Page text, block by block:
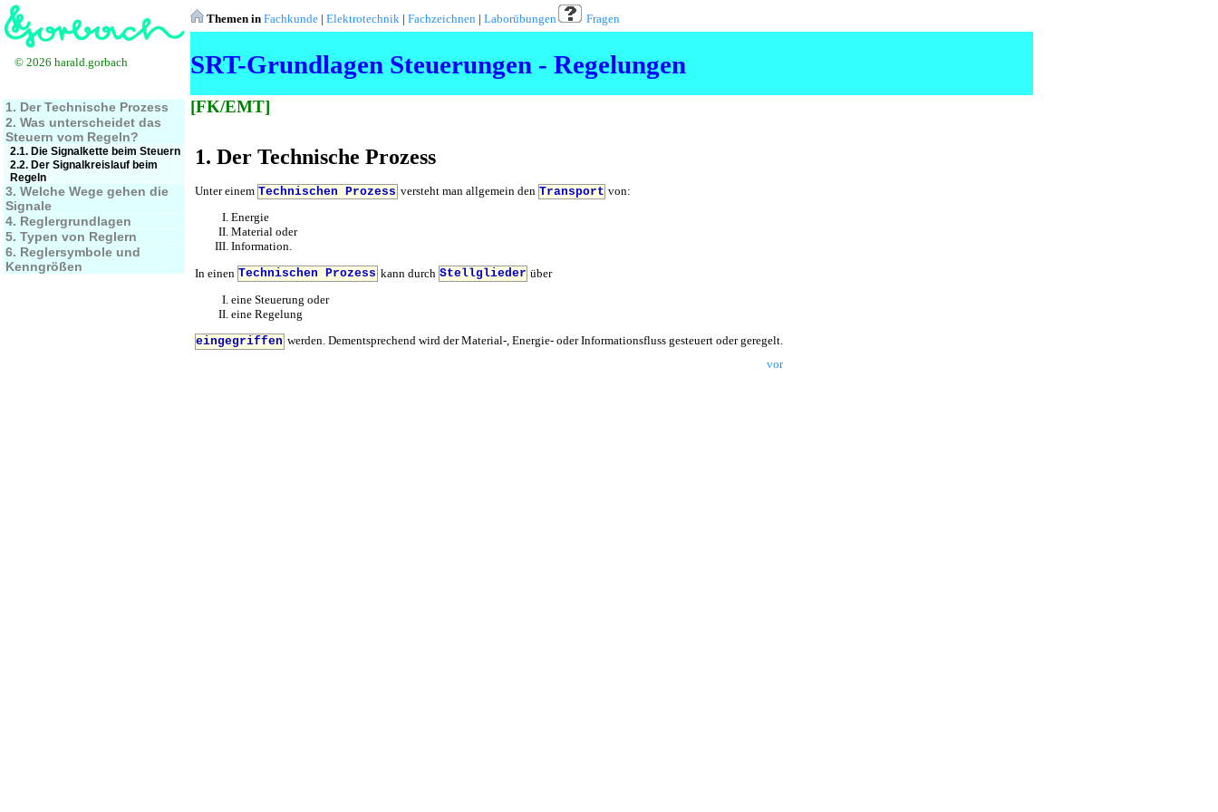
Themen in Fachkunde | Elektrotechnik | Fachzeichnen | Laborübungen Fragen
SRT-Grundlagen Steuerungen - Regelungen
[FK/EMT]
© 2026 harald.gorbach
1. Der Technische Prozess
2. Was unterscheidet das
Steuern vom Regeln?
2.1. Die Signalkette beim Steuern
2.2. Der Signalkreislauf beim
Regeln
3. Welche Wege gehen die
Signale
4. Reglergrundlagen
5. Typen von Reglern
6. Reglersymbole und
Kenngrößen
1. Der Technische Prozess
Unter einem Technischen Prozess versteht man allgemein den Transport von:
Energie
Material oder
Information.
In einen Technischen Prozess kann durch Stellglieder über
eine Steuerung oder
eine Regelung
eingegriffen werden. Dementsprechend wird der Material-, Energie- oder Informationsfluss gesteuert oder geregelt.
vor